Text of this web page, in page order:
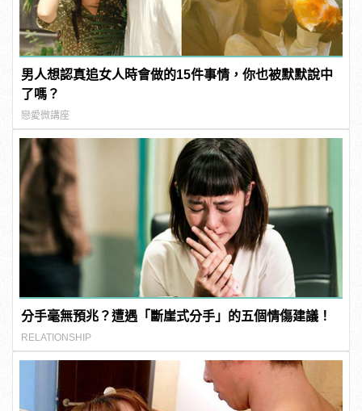
男人想認真追女人時會做的15件事情，你也被默默說中
了嗎？
戀愛微講座
分手毫無預兆？遭遇「斷崖式分手」的五個情傷建議！
RELATIONSHIP